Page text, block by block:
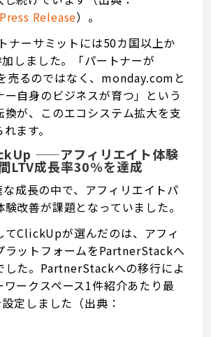
Press Release）。
ナーサミットには50カ国以上か
しました。「パートナーが
売るのではなく、monday.comと
ー自身のビジネスが育つ」という
換が、このエコシステム拡大を支
ます。
——アフィリエイト体験
LTV成長率30%を達成
成長の中で、アフィリエイトパ
改善が課題となっていました。
てClickUpが選んだのは、アフィ
ラットフォームをPartnerStackへ
した。PartnerStackへの移行によ
ワークスペース1件紹介あたり最
定しました（出典：